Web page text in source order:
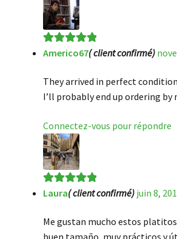
Note5sur 5
Americo67( client confirmé)
They arrived in perfect
I’ll probably end up ordering
Connectez-vous pour répondre
Note5sur 5
Laura( client confirmé) juin 8,
Me gustan mucho estos